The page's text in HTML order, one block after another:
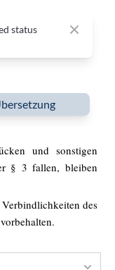
status
Close
und sonstigen
§ 3 fallen, bleiben
des